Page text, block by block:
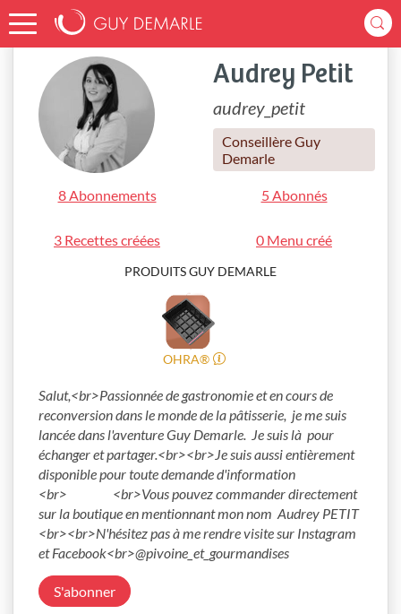
Accueil audrey_petit
Audrey Petit
audrey_petit
Conseillère Guy
Demarle
8 Abonnements 5 Abonnés
3 Recettes créées 0 Menu créé
PRODUITS GUY DEMARLE
OHRA®
Salut,<br>Passionnée de gastronomie et en cours de
reconversion dans le monde de la pâtisserie,  je me suis
lancée dans l'aventure Guy Demarle.  Je suis là  pour
échanger et partager.<br><br>Je suis aussi entièrement
disponible pour toute demande d'information
<br>                 <br>Vous pouvez commander directement
sur la boutique en mentionnant mon nom  Audrey PETIT
<br><br>N'hésitez pas à me rendre visite sur Instagram
et Facebook<br>@pivoine_et_gourmandises
S'abonner